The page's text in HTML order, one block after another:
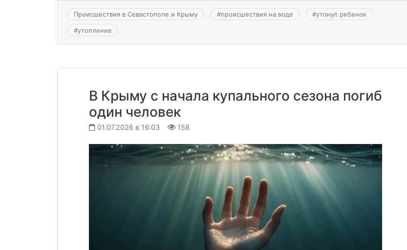
Происшествия в Севастополе и Крыму #происшествия на воде #утонул ребенок
#утопление
В Крыму с начала купального сезона погиб
один человек
01.07.2026 в 16:03 158